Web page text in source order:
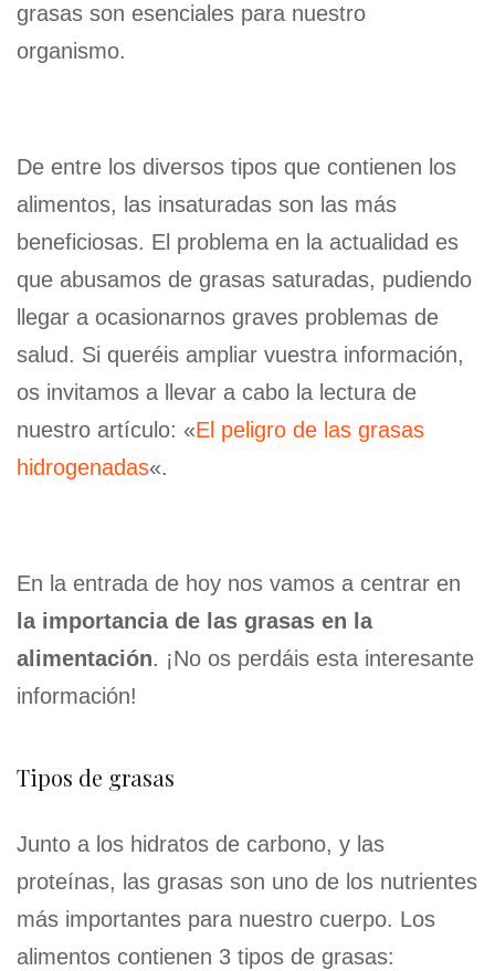
grasas son esenciales para nuestro
organismo.
De entre los diversos tipos que contienen los
alimentos, las insaturadas son las más
beneficiosas. El problema en la actualidad es
que abusamos de grasas saturadas, pudiendo
llegar a ocasionarnos graves problemas de
salud. Si queréis ampliar vuestra información,
os invitamos a llevar a cabo la lectura de
nuestro artículo: «El peligro de las grasas
hidrogenadas«.
En la entrada de hoy nos vamos a centrar en
la importancia de las grasas en la
alimentación. ¡No os perdáis esta interesante
información!
Tipos de grasas
Junto a los hidratos de carbono, y las
proteínas, las grasas son uno de los nutrientes
más importantes para nuestro cuerpo. Los
alimentos contienen 3 tipos de grasas: